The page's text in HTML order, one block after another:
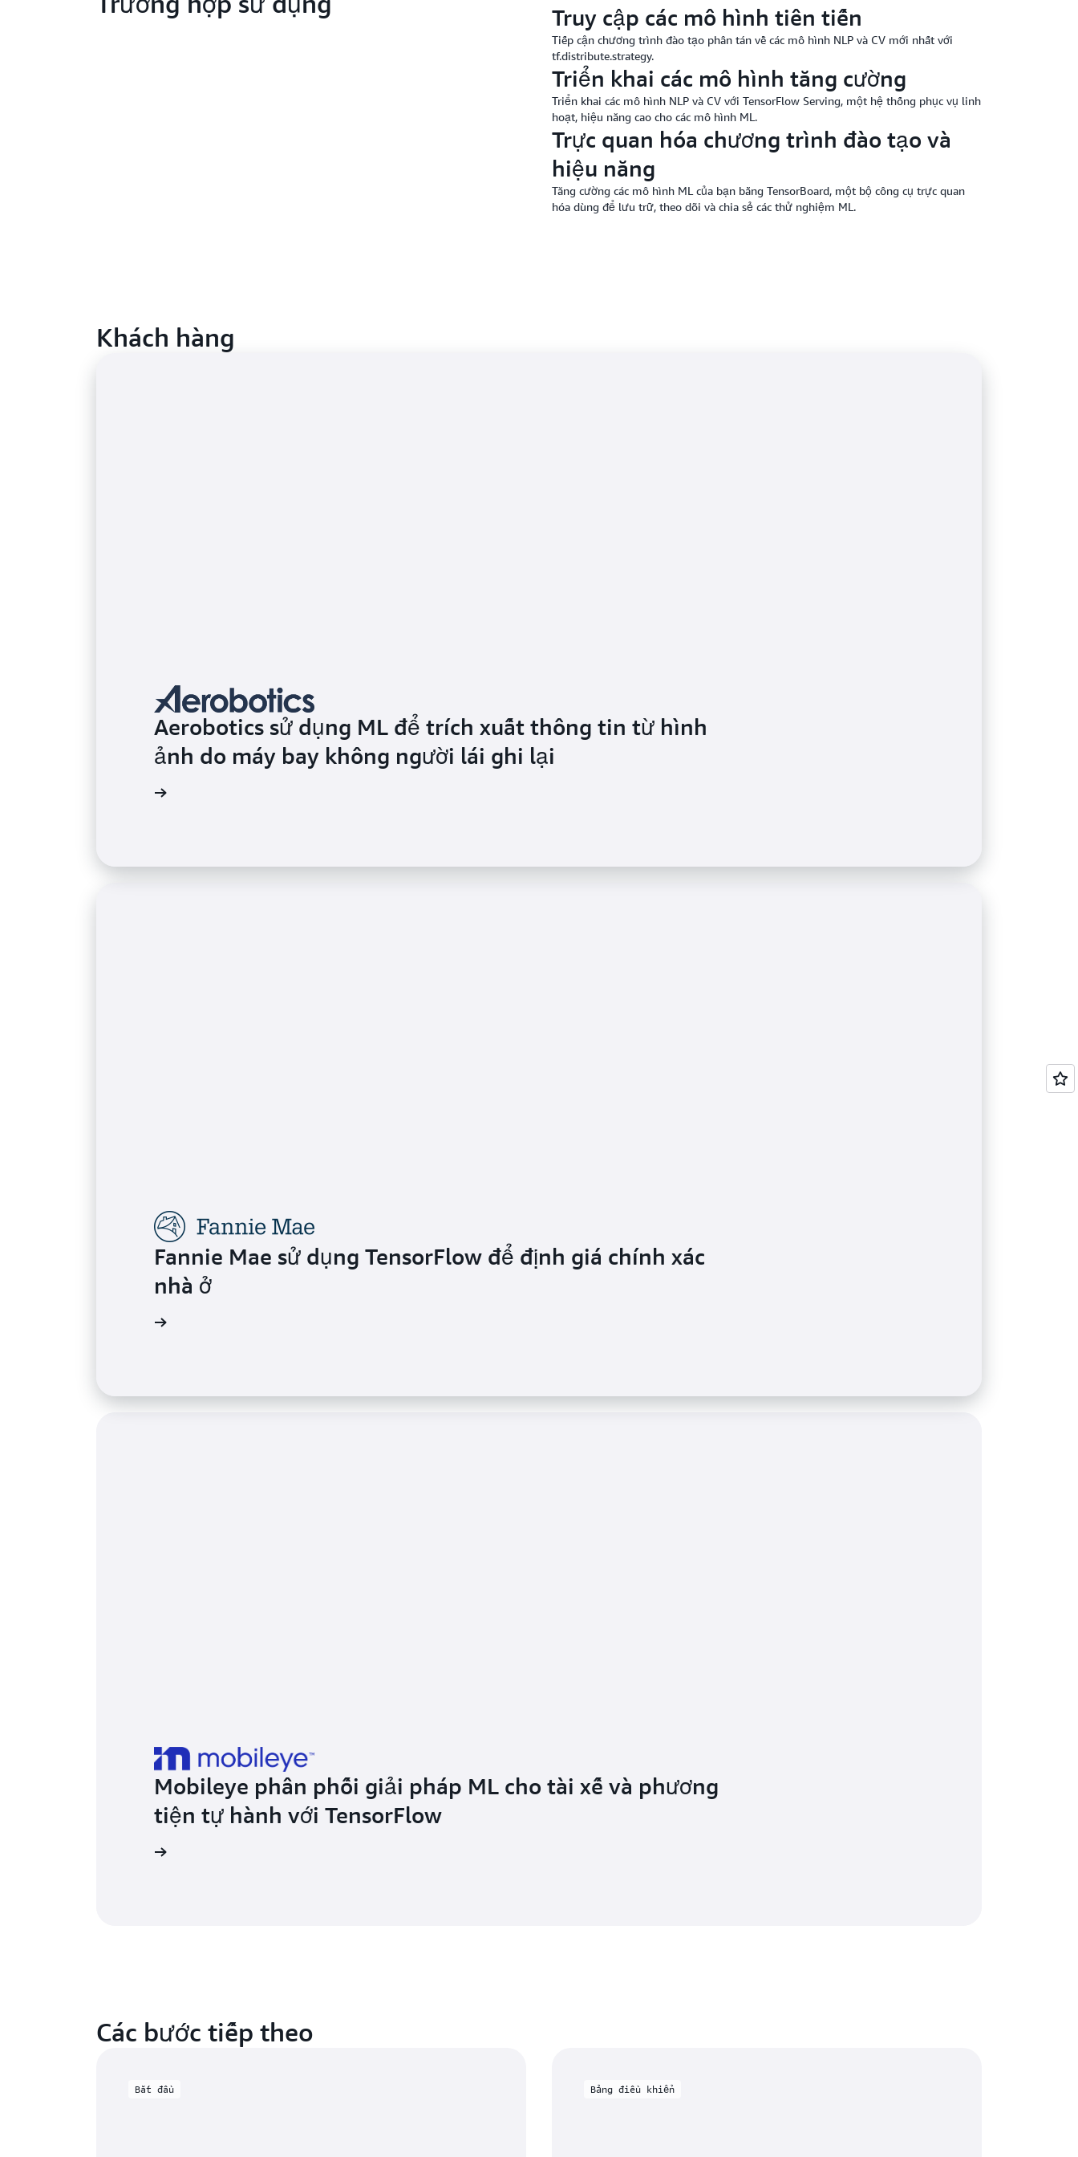
Truy cập các mô hình tiên tiến
Tiếp cận chương trình đào tạo phân tán về các mô hình NLP và CV mới nhất với
tf.distribute.strategy.
Triển khai các mô hình tăng cường
Triển khai các mô hình NLP và CV với TensorFlow Serving, một hệ thống phục vụ linh
hoạt, hiệu năng cao cho các mô hình ML.
Trực quan hóa chương trình đào tạo và
hiệu năng
Tăng cường các mô hình ML của bạn bằng TensorBoard, một bộ công cụ trực quan
hóa dùng để lưu trữ, theo dõi và chia sẻ các thử nghiệm ML.
Khách hàng
Aerobotics sử dụng ML để trích xuất thông tin từ hình
ảnh do máy bay không người lái ghi lại
Fannie Mae sử dụng TensorFlow để định giá chính xác
nhà ở
Mobileye phân phối giải pháp ML cho tài xế và phương
tiện tự hành với TensorFlow
Các bước tiếp theo
Bắt đầu Bảng điều khiển